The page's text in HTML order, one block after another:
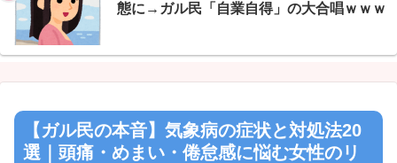
態に→ガル民「自業自得」の大合唱ｗｗｗ
【ガル民の本音】気象病の症状と対処法20
選｜頭痛・めまい・倦怠感に悩む女性のリ